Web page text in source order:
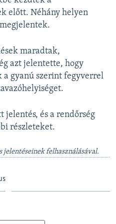
előtt. Néhány helyen
maradtak,
azt jelentette, hogy
gyanú szerint fegyverrel
jelentés, és a rendőrség
részleteket.
jelentéseinek felhasználásával.